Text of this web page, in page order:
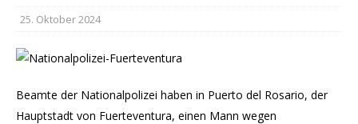
25. Oktober 2024
Beamte der Nationalpolizei haben in Puerto del Rosario, der
Hauptstadt von Fuerteventura, einen Mann wegen